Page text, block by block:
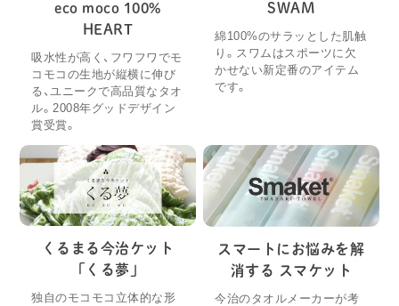
eco moco 100%
HEART
吸水性が高く、フワフワでモ
コモコの生地が縦横に伸び
る、ユニークで高品質なタオ
ル。2008年グッドデザイン
賞受賞。
SWAM
綿100%のサラッとした肌触
り。スワムはスポーツに欠
かせない新定番のアイテム
です。
くるまる今治ケット
「くる夢」
独自のモコモコ立体的な形
スマートにお悩みを解
消する スマケット
今治のタオルメーカーが考